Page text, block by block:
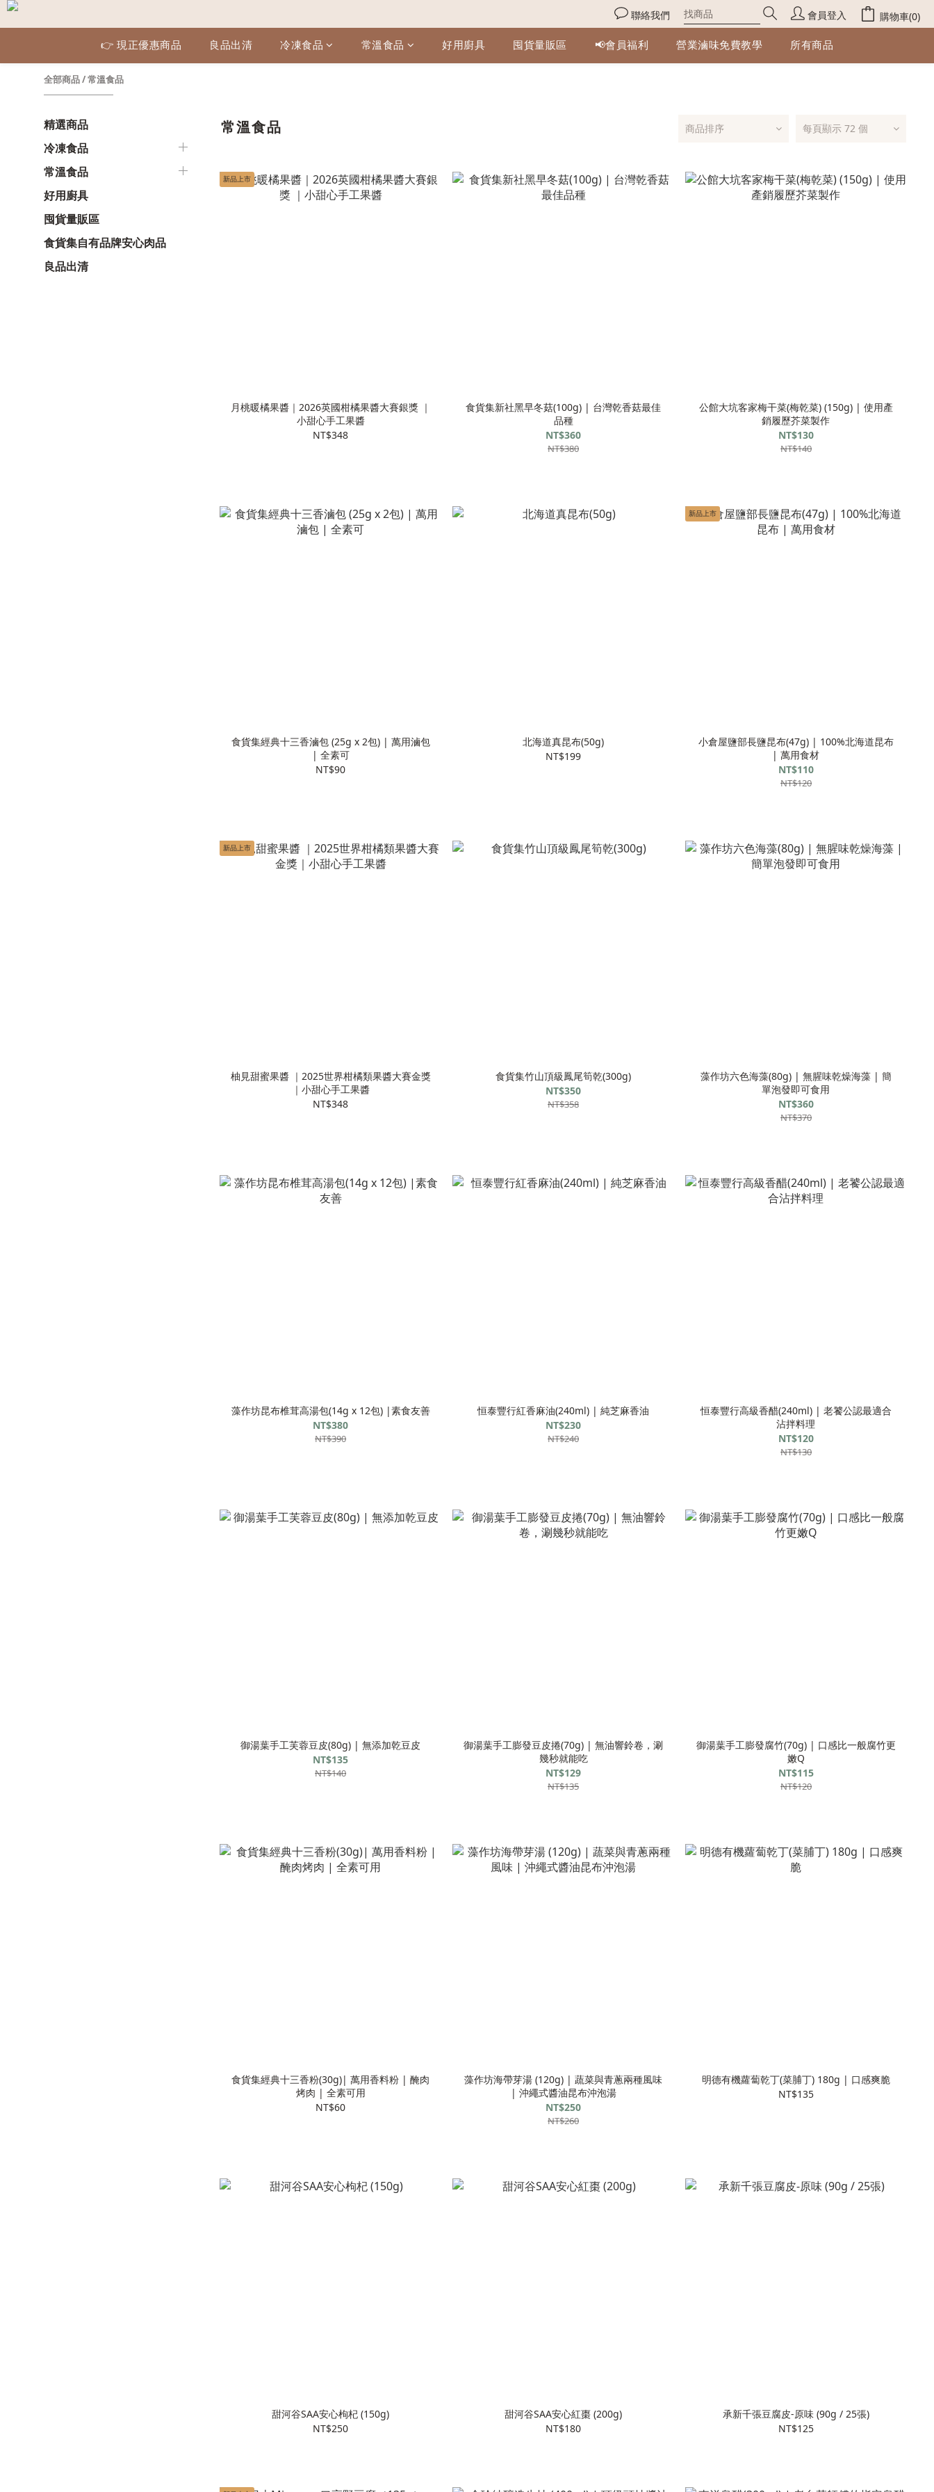
聯絡我們 會員登入 購物車(0)
👉 現正優惠商品 良品出清 冷凍食品 常溫食品 好用廚具 囤貨量販區 📢會員福利 營業滷味免費教學 所有商品
全部商品/常溫食品
精選商品
冷凍食品
常溫食品
好用廚具
囤貨量販區
食貨集自有品牌安心肉品
良品出清
常溫食品 商品排序 每頁顯示 72 個
新品上市
月桃暖橘果醬｜2026英國柑橘果醬大賽銀獎 ｜
小甜心手工果醬
NT$348
食貨集新社黑早冬菇(100g) | 台灣乾香菇最佳
品種
NT$360
NT$380
公館大坑客家梅干菜(梅乾菜) (150g) | 使用產
銷履歷芥菜製作
NT$130
NT$140
食貨集經典十三香滷包 (25g x 2包) | 萬用滷包
| 全素可
NT$90
北海道真昆布(50g)
NT$199
新品上市
小倉屋鹽部長鹽昆布(47g) | 100%北海道昆布
| 萬用食材
NT$110
NT$120
新品上市
柚見甜蜜果醬 ｜2025世界柑橘類果醬大賽金獎
｜小甜心手工果醬
NT$348
食貨集竹山頂級鳳尾筍乾(300g)
NT$350
NT$358
藻作坊六色海藻(80g) | 無腥味乾燥海藻 | 簡
單泡發即可食用
NT$360
NT$370
藻作坊昆布椎茸高湯包(14g x 12包) |素食友善
NT$380
NT$390
恒泰豐行紅香麻油(240ml) | 純芝麻香油
NT$230
NT$240
恒泰豐行高級香醋(240ml) | 老饕公認最適合
沾拌料理
NT$120
NT$130
御湯葉手工芙蓉豆皮(80g) | 無添加乾豆皮
NT$135
NT$140
御湯葉手工膨發豆皮捲(70g) | 無油響鈴卷，涮
幾秒就能吃
NT$129
NT$135
御湯葉手工膨發腐竹(70g) | 口感比一般腐竹更
嫩Q
NT$115
NT$120
食貨集經典十三香粉(30g)| 萬用香料粉 | 醃肉
烤肉 | 全素可用
NT$60
藻作坊海帶芽湯 (120g) | 蔬菜與青蔥兩種風味
| 沖繩式醬油昆布沖泡湯
NT$250
NT$260
明德有機蘿蔔乾丁(菜脯丁) 180g | 口感爽脆
NT$135
甜河谷SAA安心枸杞 (150g)
NT$250
甜河谷SAA安心紅棗 (200g)
NT$180
承新千張豆腐皮-原味 (90g / 25張)
NT$125